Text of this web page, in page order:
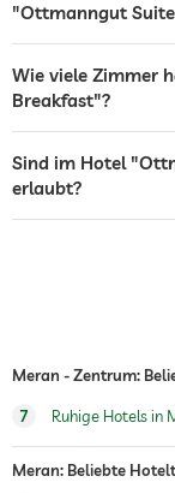
Zimmerservice
Flughafen Shuttle
Frühstück
"Ottmanngut
Wie viele Zimmer
Breakfast"?
Sind im Hotel
erlaubt?
Meran - Zentrum:
7 Ruhige Hotels in
Meran: Beliebte